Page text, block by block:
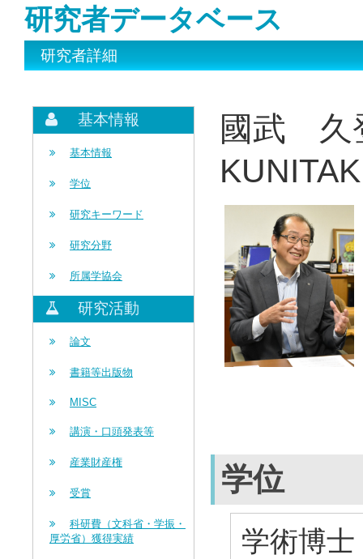
研究者データベース
研究者詳細
基本情報
基本情報
学位
研究キーワード
研究分野
所属学協会
研究活動
論文
書籍等出版物
MISC
講演・口頭発表等
産業財産権
受賞
科研費（文科省・学振・
厚労省）獲得実績
國武 久
学位
学術博